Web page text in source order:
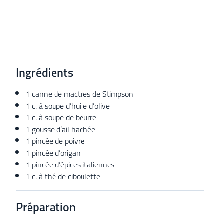
Ingrédients
1 canne de mactres de Stimpson
1 c. à soupe d’huile d’olive
1 c. à soupe de beurre
1 gousse d’ail hachée
1 pincée de poivre
1 pincée d’origan
1 pincée d’épices italiennes
1 c. à thé de ciboulette
Préparation